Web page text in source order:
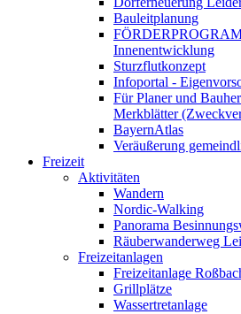
Bauleitplanung
Innenentwicklung
Sturzflutkonzept
Infoportal -
Für Planer und
Merkblätter
BayernAtlas
Veräußerung
Freizeit
Aktivitäten
Wandern
Nordic-Walking
Panorama
Räuberwanderweg
Freizeitanlagen
Freizeitanlage
Grillplätze
Wassertretanlage